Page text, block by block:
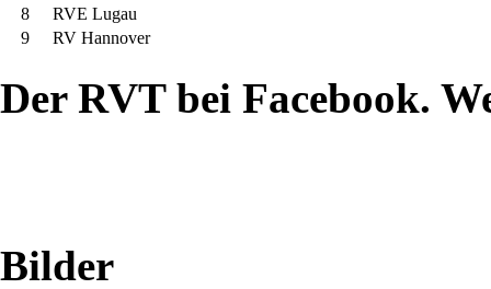
8
RVE Lugau
9
RV Hannover
Der RVT bei Facebook.
Bilder
stark
präsentiert.
überzeugten